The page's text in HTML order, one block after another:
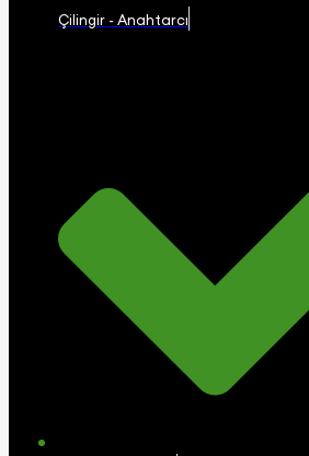
Çilingir - Anahtarcı